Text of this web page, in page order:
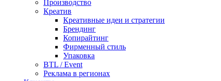
Производство
Креатив
Креативные идеи и стратегии
Брендинг
Копирайтинг
Фирменный стиль
Упаковка
BTL / Event
Реклама в регионах